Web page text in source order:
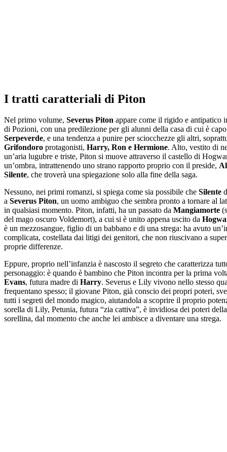
I tratti caratteriali di Piton
Nel primo volume, Severus Piton appare come il rigido e antipatico
di Pozioni, con una predilezione per gli alunni della casa di cui è
Serpeverde, e una tendenza a punire per sciocchezze gli altri,
Grifondoro protagonisti, Harry, Ron e Hermione. Alto, vestito di
un’aria lugubre e triste, Piton si muove attraverso il castello di
un’ombra, intrattenendo uno strano rapporto proprio con il preside,
Silente, che troverà una spiegazione solo alla fine della saga.
Nessuno, nei primi romanzi, si spiega come sia possibile che Silente
a Severus Piton, un uomo ambiguo che sembra pronto a tornare al
in qualsiasi momento. Piton, infatti, ha un passato da Mangiamorte
del mago oscuro Voldemort), a cui si è unito appena uscito da
è un mezzosangue, figlio di un babbano e di una strega: ha avuto
complicata, costellata dai litigi dei genitori, che non riuscivano a
proprie differenze.
Eppure, proprio nell’infanzia è nascosto il segreto che caratterizza
personaggio: è quando è bambino che Piton incontra per la prima
Evans, futura madre di Harry. Severus e Lily vivono nello stesso
frequentano spesso; il giovane Piton, già conscio dei propri poteri,
tutti i segreti del mondo magico, aiutandola a scoprire il proprio
sorella di Lily, Petunia, futura “zia cattiva”, è invidiosa dei poteri della
sorellina, dal momento che anche lei ambisce a diventare una strega.